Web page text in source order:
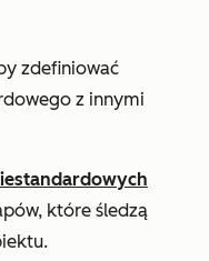
zdefiniować
z innymi
które śledzą